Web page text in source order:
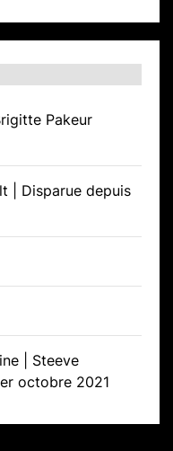
Pakeur
| Disparue depuis
| Steeve
octobre 2021